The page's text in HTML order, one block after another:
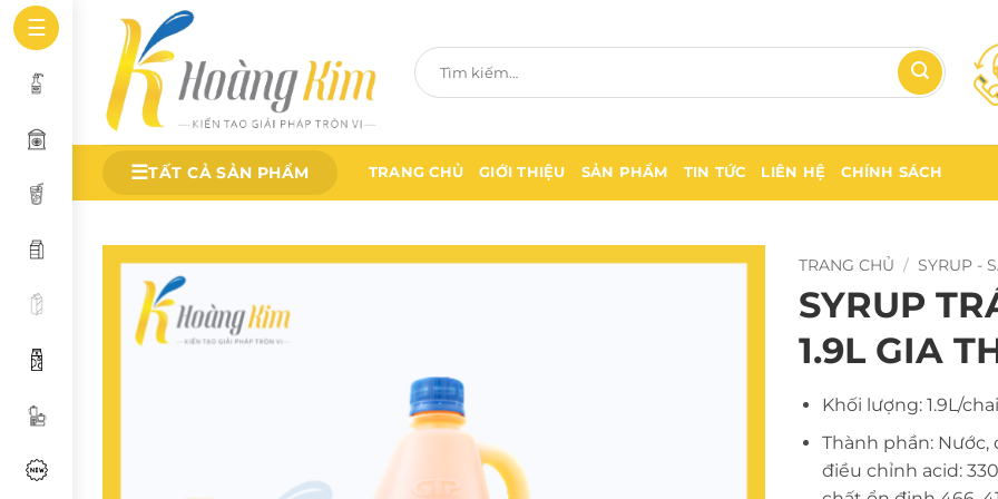
Bỏ
qua
dung
Tìm
kiếm:
☰TẤT CẢ SẢN PHẨM TRANG CHỦ GIỚI THIỆU SẢN PHẨM TIN TỨC LIÊN HỆ CHÍNH SÁCH
TRANG CHỦ / SYRUP -
SYRUP
1.9L GIA
Khối lượng: 1.9L/chai
Thành phần:
điều chỉnh acid:
☰